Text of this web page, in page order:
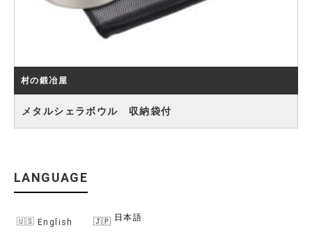
村の鍛冶屋
メタルシェラボウル 収納袋付
LANGUAGE
English
日本語